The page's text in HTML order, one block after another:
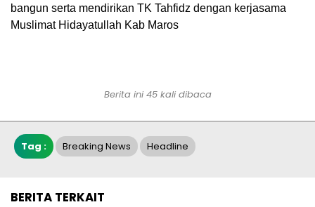
bangun serta mendirikan TK Tahfidz dengan kerjasama
Muslimat Hidayatullah Kab Maros
Berita ini 45 kali dibaca
Tag : Breaking News Headline
BERITA TERKAIT